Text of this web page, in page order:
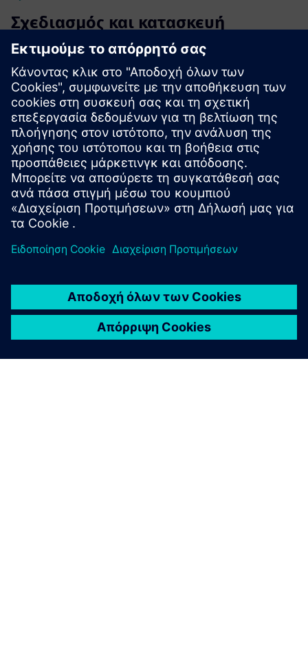
Σχεδιασμός και κατασκευή
ολοκληρωμένων κυκλωμάτων
Calibre
Η σουίτα εργαλείων Calibre παρέχει ακριβή,
αποτελεσματική, ολοκληρωμένη επαλήθευση και
βελτιστοποίηση ολοκληρωμένου κυκλώματος σε όλους
τους κόμβους διεργασιών και τα στυλ σχεδίασης,
ελαχιστοποιώντας παράλληλα τη χρήση πόρων και τα
χρονοδιαγράμματα ταινίας.
Μάθετε από ειδικούς